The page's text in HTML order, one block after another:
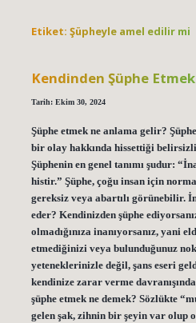
Etiket: Şüpheyle amel edilir mi
Kendinden Şüphe
Tarih: Ekim 30, 2024
Şüphe etmek ne anlama gelir?
bir olay hakkında hissettiği
Şüphenin en genel tanımı şudur:
histir.” Şüphe, çoğu insan için
gereksiz veya abartılı görünebilir.
eder? Kendinizden şüphe
olmadığınıza inanıyorsanız, yani
etmediğinizi veya bulunduğunuz
yeteneklerinizle değil, şans eseri
kendinize zarar verme
şüphe etmek ne demek? Sözlükte
gelen şak, zihnin bir şeyin var olup